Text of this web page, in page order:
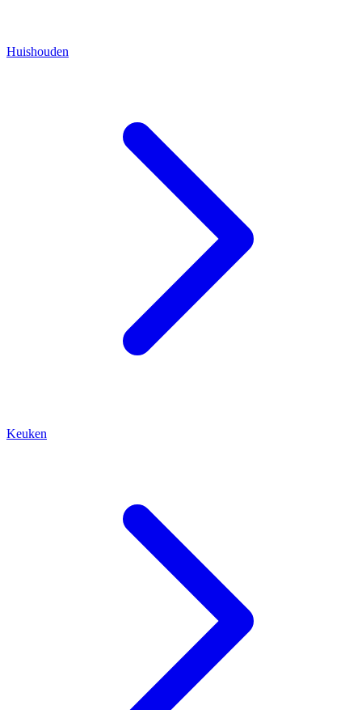
Huishouden
Keuken